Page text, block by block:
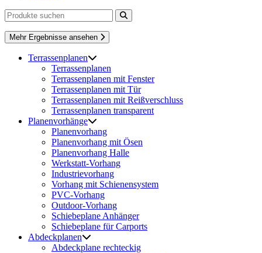
Mehr Ergebnisse ansehen
Terrassenplanen
Terrassenplanen
Terrassenplanen mit Fenster
Terrassenplanen mit Tür
Terrassenplanen mit Reißverschluss
Terrassenplanen transparent
Planenvorhänge
Planenvorhang
Planenvorhang mit Ösen
Planenvorhang Halle
Werkstatt-Vorhang
Industrievorhang
Vorhang mit Schienensystem
PVC-Vorhang
Outdoor-Vorhang
Schiebeplane Anhänger
Schiebeplane für Carports
Abdeckplanen
Abdeckplane rechteckig